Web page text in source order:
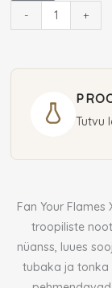
-
X
de
+
Tutvu
Fan Your
troopiliste
nüanss, luues
tubaka ja tonka